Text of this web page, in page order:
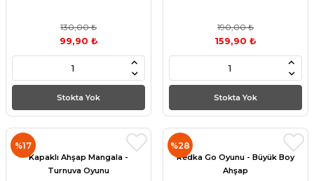
130,00 ₺
99,90 ₺
Stokta Yok
190,00 ₺
159,90 ₺
Stokta Yok
%17
Kapaklı Ahşap Mangala -
Turnuva Oyunu
%28
Redka Go Oyunu - Büyük Boy
Ahşap